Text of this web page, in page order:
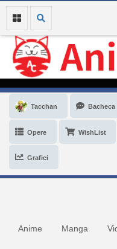
Tacchan Bacheca
Opere WishList
Grafici
Anime Manga